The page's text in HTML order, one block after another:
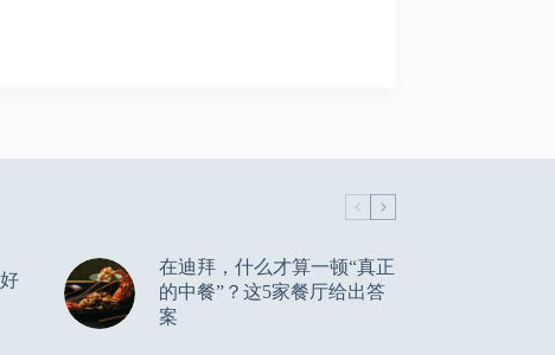
在迪拜，什么才算一顿“真正
的中餐”？这5家餐厅给出答
案